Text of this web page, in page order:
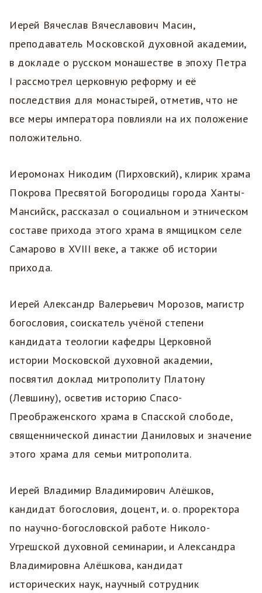
Иерей Вячеслав Вячеславович Масин,
преподаватель Московской духовной академии,
в докладе о русском монашестве в эпоху Петра
I рассмотрел церковную реформу и её
последствия для монастырей, отметив, что не
все меры императора повлияли на их положение
положительно.
Иеромонах Никодим (Пирховский), клирик храма
Покрова Пресвятой Богородицы города Ханты-
Мансийск, рассказал о социальном и этническом
составе прихода этого храма в ямщицком селе
Самарово в XVIII веке, а также об истории
прихода.
Иерей Александр Валерьевич Морозов, магистр
богословия, соискатель учёной степени
кандидата теологии кафедры Церковной
истории Московской духовной академии,
посвятил доклад митрополиту Платону
(Левшину), осветив историю Спасо-
Преображенского храма в Спасской слободе,
священнической династии Даниловых и значение
этого храма для семьи митрополита.
Иерей Владимир Владимирович Алёшков,
кандидат богословия, доцент, и. о. проректора
по научно-богословской работе Николо-
Угрешской духовной семинарии, и Александра
Владимировна Алёшкова, кандидат
исторических наук, научный сотрудник